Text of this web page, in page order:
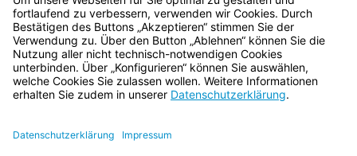
Prüfungsteilnehmer und jede Prüfungsteilnehmerin ist
einzeln zu prüfen.3Beide prüfungsberechtigte Personen
müssen bei der Prüfung ständig anwesend sein.
(5)1 Kommen die beiden prüfungsberechtigten Personen zu
einer abweichenden Bewertung, sollen sie eine Einigung
über die Benotung versuchen. Wird eine Einigung nicht
gemäß § 8 dieser Prüfungsordnung in Verbindung mit § 12